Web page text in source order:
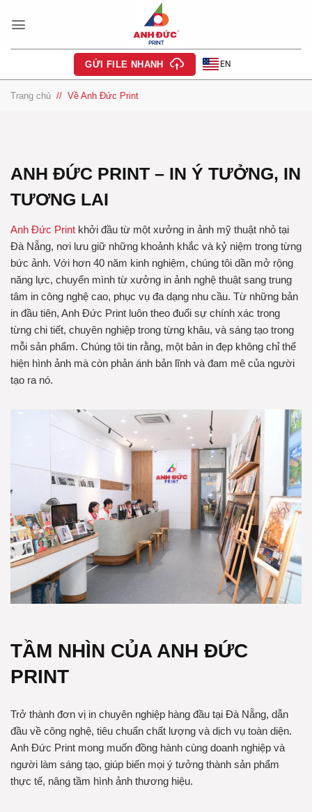
qua
GỬI FILE NHANH EN
Trang chủ / Về Anh Đức Print
ANH ĐỨC PRINT – IN Ý TƯỞNG, IN
TƯƠNG LAI
Anh Đức Print khởi đầu từ một xưởng in ảnh mỹ thuật nhỏ tại
Đà Nẵng, nơi lưu giữ những khoảnh khắc và kỷ niệm trong từng
bức ảnh. Với hơn 40 năm kinh nghiệm, chúng tôi dần mở rộng
năng lực, chuyển mình từ xưởng in ảnh nghệ thuật sang trung
tâm in công nghệ cao, phục vụ đa dạng nhu cầu. Từ những bản
in đầu tiên, Anh Đức Print luôn theo đuổi sự chính xác trong
từng chi tiết, chuyên nghiệp trong từng khâu, và sáng tạo trong
mỗi sản phẩm. Chúng tôi tin rằng, một bản in đẹp không chỉ thể
hiện hình ảnh mà còn phản ánh bản lĩnh và đam mê của người
tạo ra nó.
TẦM NHÌN CỦA ANH ĐỨC
PRINT
Trở thành đơn vị in chuyên nghiệp hàng đầu tại Đà Nẵng, dẫn
đầu về công nghệ, tiêu chuẩn chất lượng và dịch vụ toàn diện.
Anh Đức Print mong muốn đồng hành cùng doanh nghiệp và
người làm sáng tạo, giúp biến mọi ý tưởng thành sản phẩm
thực tế, nâng tầm hình ảnh thương hiệu.